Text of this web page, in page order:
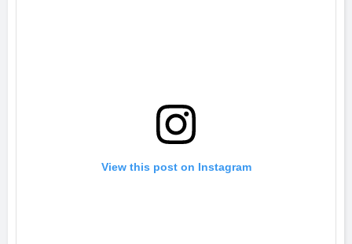
View this post on Instagram